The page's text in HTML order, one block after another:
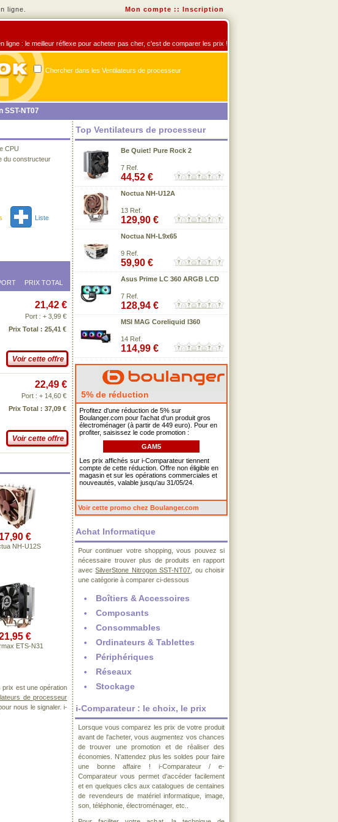
ligne. Mon compte :: Inscription
ligne : le meilleur réflexe pour acheter pas cher, c'est de comparer les prix !
Chercher dans les Ventilateurs de processeur
SST-NT07
CPU
du constructeur
Liste
PRIX TOTAL
21,42 €
Port : + 3,99 €
Prix Total : 25,41 €
Voir cette offre
22,49 €
Port : + 14,60 €
Prix Total : 37,09 €
Voir cette offre
17,90 €
NH-U12S
€
ETS-N31
est une opération
de processeur
nous le signaler. i-
Top Ventilateurs de processeur
Be Quiet! Pure Rock 2
7 Ref.
44,52 €
Noctua NH-U12A
13 Ref.
129,90 €
Noctua NH-L9x65
9 Ref.
59,90 €
Asus Prime LC 360 ARGB LCD
7 Ref.
128,94 €
MSI MAG Coreliquid I360
14 Ref.
114,99 €
5% de réduction
Profitez d'une réduction de 5% sur
Boulanger.com pour l'achat d'un produit gros
électroménager (à partir de 449 euro). Pour en
profiter, saisissez le code promotion :
GAM5
Les prix affichés sur i-Comparateur tiennent
compte de cette réduction. Offre non éligible en
magasin et sur les opérations commerciales et
nouveautés, valable jusqu'au 31/05/24.
Voir cette promo chez Boulanger.com
Achat Informatique
Pour continuer votre shopping, vous pouvez si
nécessaire trouver plus de produits en rapport
avecSilverStone Nitrogon SST-NT07 , ou choisir
une catégorie à comparer ci-dessous
Boîtiers & Accessoires
Composants
Consommables
Ordinateurs & Tablettes
Périphériques
Réseaux
Stockage
i-Comparateur : le choix, le prix
Lorsque vous comparez les prix de votre produit
avant de l'acheter, vous augmentez vos chances
de trouver une promotion et de réaliser des
économies. N'attendez plus les soldes pour faire
une bonne affaire ! i-Comparateur / e-
Comparateur vous permet d'accéder facilement
et en quelques clics aux catalogues de centaines
de revendeurs de matériel informatique, image,
son, téléphonie, électroménager, etc..